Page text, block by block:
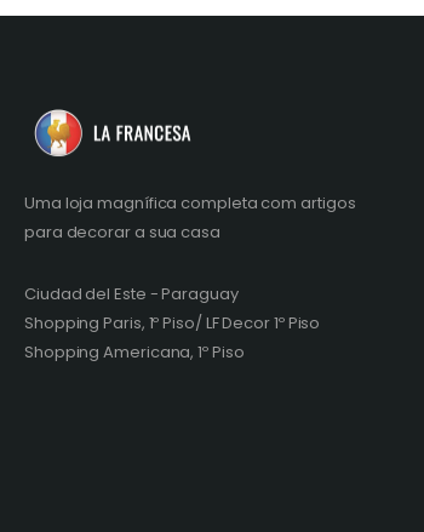
Uma loja magnífica completa com artigos
para decorar a sua casa
Ciudad del Este - Paraguay
Shopping Paris, 1º Piso/ LF Decor 1º Piso
Shopping Americana, 1º Piso